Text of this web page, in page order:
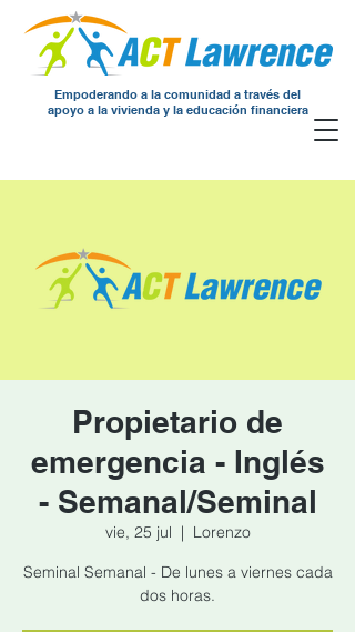
Empoderando a la comunidad a través del
apoyo a la vivienda y la educación financiera
Propietario de
emergencia - Inglés
- Semanal/Seminal
vie, 25 jul
  |
Lorenzo
Seminal Semanal - De lunes a viernes cada
dos horas.